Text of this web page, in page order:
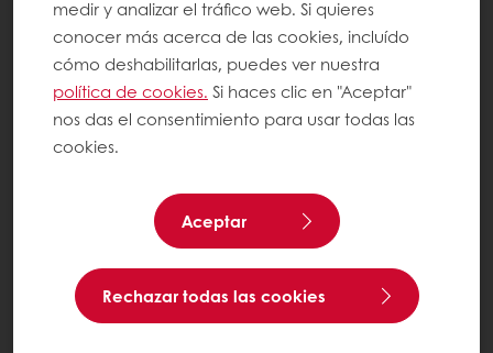
medir y analizar el tráfico web. Si quieres
conocer más acerca de las cookies, incluído
cómo deshabilitarlas, puedes ver nuestra
política de cookies. Si haces clic en "Aceptar"
nos das el consentimiento para usar todas las
cookies.
Aceptar
Rechazar todas las cookies